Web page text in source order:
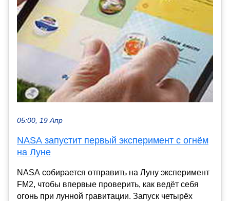
05:00, 19 Апр
NASA запустит первый эксперимент с огнём
на Луне
NASA собирается отправить на Луну эксперимент
FM2, чтобы впервые проверить, как ведёт себя
огонь при лунной гравитации. Запуск четырёх